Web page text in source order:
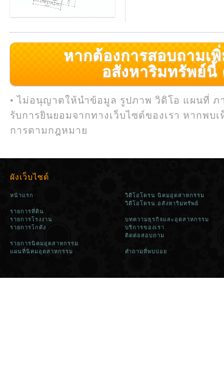
หากต้องการสอบถามเ
อสังหาริมทรัพย์นี้
• ไม่อนุญาตให้นำข้อมูล รูปภาพ วิดิโอ แผนที่ ภ
รับการยินยอมจากทางเว็บไซต์ของเรา หากพบ
การตามกฎหมาย
ผังเว็บไซต์
หน้าแรก
รายการที่ดิน
รายการโรงงาน
รายการโกดัง
รายการนิคมอุตสาหกรรม
แผนที่นิคมอุตสาหกรรม
วิดีโอโดรน นิคมอุตสาหกรรม
วิดีโอโดรน อสังหาริมทรัพย์
บทความธุรกิจและอุตสาหกรรม
บริการของเรา
ติดต่อสอบถาม
คำถามที่พบบ่อย